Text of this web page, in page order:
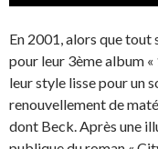
En 2001, alors que tout
pour leur 3ème album
leur style lisse pour un
renouvellement de
dont Beck. Après une